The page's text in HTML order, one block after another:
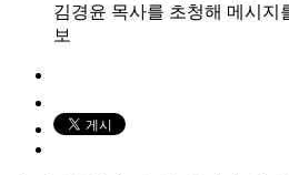
김경윤 목사를 초청해 메시지
보